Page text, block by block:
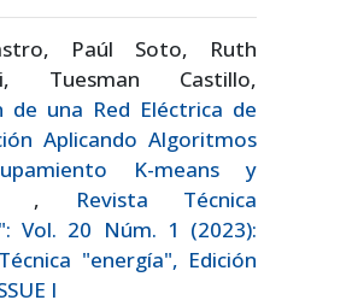
Paúl Soto, Ruth
Tuesman Castillo,
de una Red Eléctrica de
Aplicando Algoritmos
K-means y
,
Revista Técnica
Vol. 20 Núm. 1 (2023):
"energía", Edición
I